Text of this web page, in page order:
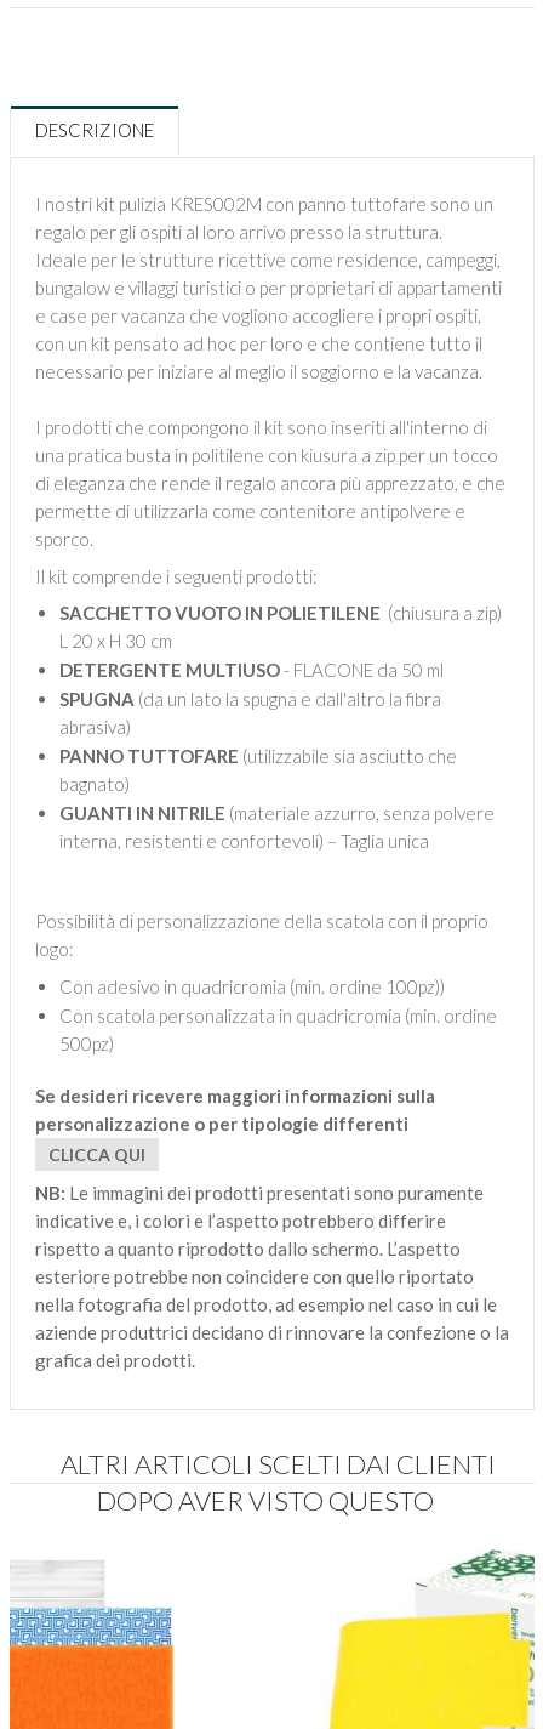
DESCRIZIONE
I nostri kit pulizia KRES002M con panno tuttofare sono un
regalo per gli ospiti al loro arrivo presso la struttura.
Ideale per le strutture ricettive come residence, campeggi,
bungalow e villaggi turistici o per proprietari di appartamenti
e case per vacanza che vogliono accogliere i propri ospiti,
con un kit pensato ad hoc per loro e che contiene tutto il
necessario per iniziare al meglio il soggiorno e la vacanza.
I prodotti che compongono il kit sono inseriti all'interno di
una pratica busta in politilene con kiusura a zip per un tocco
di eleganza che rende il regalo ancora più apprezzato, e che
permette di utilizzarla come contenitore antipolvere e
sporco.
Il kit comprende i seguenti prodotti:
SACCHETTO VUOTO IN POLIETILENE (chiusura a zip)
L 20 x H 30 cm
DETERGENTE MULTIUSO- FLACONE da 50 ml
SPUGNA (da un lato la spugna e dall'altro la fibra
abrasiva)
PANNO TUTTOFARE (utilizzabile sia asciutto che
bagnato)
GUANTI IN NITRILE (materiale azzurro, senza polvere
interna, resistenti e confortevoli) – Taglia unica
Possibilità di personalizzazione della scatola con il proprio
logo:
Con adesivo in quadricromia (min. ordine 100pz))
Con scatola personalizzata in quadricromia (min. ordine
500pz)
Se desideri ricevere maggiori informazioni sulla
personalizzazione o per tipologie differenti
CLICCA QUI
NB: Le immagini dei prodotti presentati sono puramente
indicative e, i colori e l’aspetto potrebbero differire
rispetto a quanto riprodotto dallo schermo. L’aspetto
esteriore potrebbe non coincidere con quello riportato
nella fotografia del prodotto, ad esempio nel caso in cui le
aziende produttrici decidano di rinnovare la confezione o la
grafica dei prodotti.
ALTRI ARTICOLI SCELTI DAI CLIENTI
DOPO AVER VISTO QUESTO